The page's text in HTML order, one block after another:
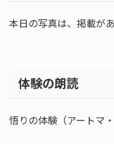
本日の写真は、掲載が
体験の朗読
悟りの体験（アートマ